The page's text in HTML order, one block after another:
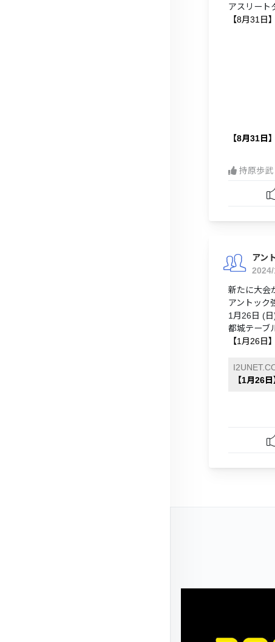
アスリー
【8月31日
【8月31日
持原歩武
アン
新たに大会
アントック
1月26日 (
都城テーブ
【1月26日
【1月26